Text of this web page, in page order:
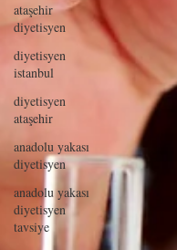
ataşehir
diyetisyen
diyetisyen
istanbul
diyetisyen
ataşehir
anadolu yakası
diyetisyen
anadolu yakası
diyetisyen
tavsiye